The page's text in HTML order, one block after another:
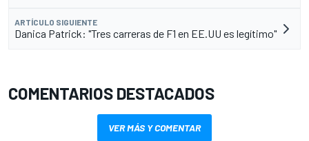
ARTÍCULO SIGUIENTE
Danica Patrick: "Tres carreras de F1 en EE.UU es legítimo"
COMENTARIOS DESTACADOS
VER MÁS Y COMENTAR